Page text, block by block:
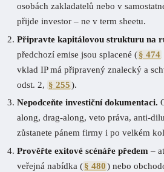
osobách zakladatelů nebo v
přijde investor – ne v term sheetu.
Připravte kapitálovou strukturu na
předchozí emise jsou splacené (§ 474
vklad IP má připravený znalecký a
odst. 2, § 255).
Nepodceňte investiční dokumentaci.
along, drag-along, veto práva, anti-
zůstanete pánem firmy i po velkém
Prověřte exitové scénáře předem –
veřejná nabídka (§ 480) nebo